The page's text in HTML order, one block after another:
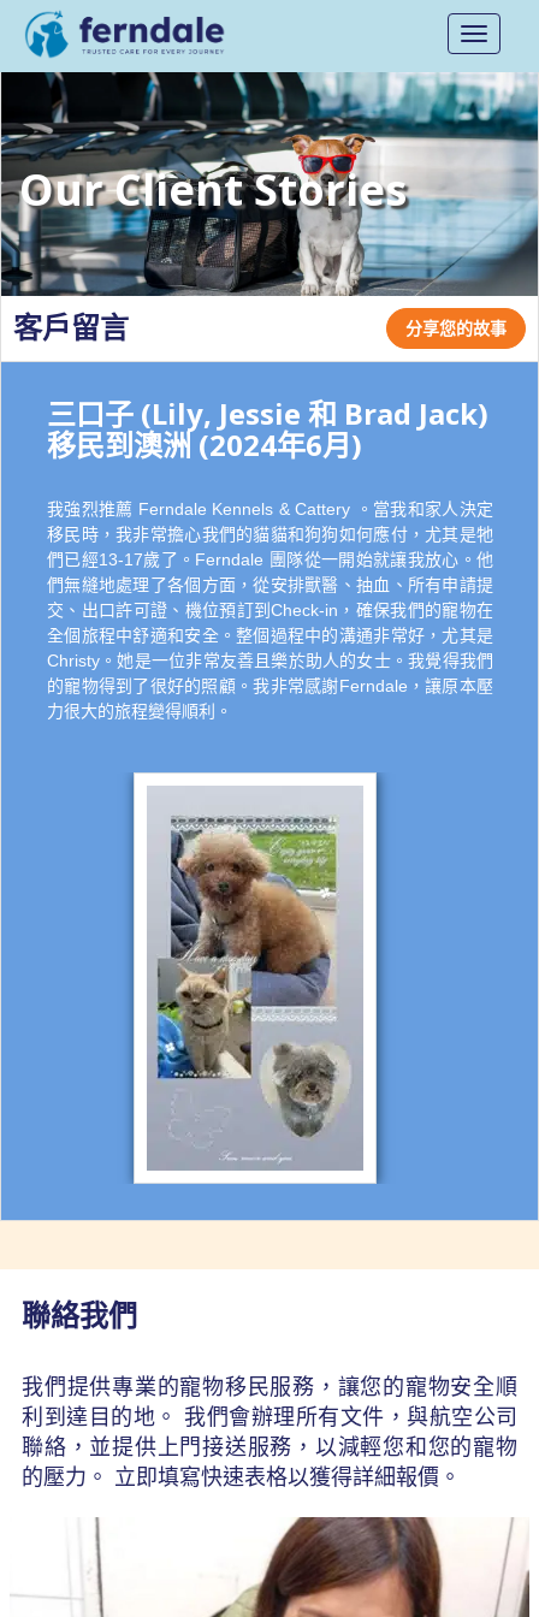
Toggle
Our Client Stories
客戶留言 分享您的故事
三口子 (Lily, Jessie 和 Brad Jack)
移民到澳洲 (2024年6月)
我強烈推薦 Ferndale Kennels & Cattery 。當我和家人決定
移民時，我非常擔心我們的貓貓和狗狗如何應付，尤其是牠
們已經13-17歲了。Ferndale 團隊從一開始就讓我放心。他
們無縫地處理了各個方面，從安排獸醫、抽血、所有申請提
交、出口許可證、機位預訂到Check-in，確保我們的寵物在
全個旅程中舒適和安全。整個過程中的溝通非常好，尤其是
Christy。她是一位非常友善且樂於助人的女士。我覺得我們
的寵物得到了很好的照顧。我非常感謝Ferndale，讓原本壓
力很大的旅程變得順利。
聯絡我們
我們提供專業的寵物移民服務，讓您的寵物安全順
利到達目的地。 我們會辦理所有文件，與航空公司
聯絡，並提供上門接送服務，以減輕您和您的寵物
的壓力。 立即填寫快速表格以獲得詳細報價。